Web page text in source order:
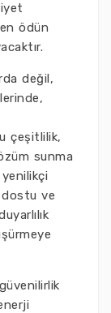
ödün
değil,
çeşitlilik,
sunma
ve